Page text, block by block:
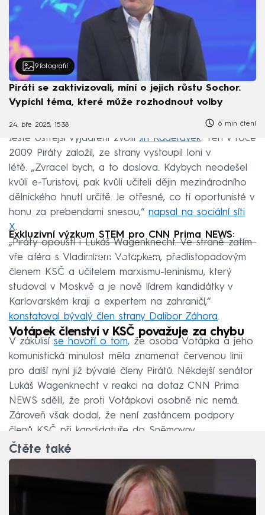
9 fotografií
Piráti se zaktivizovali, míní o jejich růstu Sochor.
Vypíchl téma, které může rozhodnout volby
24. bře 2025, 15:38 6 min čtení
Ještě ostřejší vyjádření zvolil Jiří Kadeřávek. Ten v roce
2009 Piráty založil, ze strany vystoupil loni v
létě. „Zvracel bych, a to doslova. Kdybych neodešel
kvůli e-Turistovi, pak kvůli učiteli dějin mezinárodního
dělnického hnutí určitě. Je otřesné, co ti oportunisté v
honu za prebendami snesou,“ napsal na sociální síti
X.
Exkluzivní výzkum STEM pro CNN Prima NEWS:
Failed to fetch
„Piráty opouští i Lukáš Wagenknecht. Ve straně zatím
vře aféra s Vladimírem Votápkem, předlistopadovým
členem KSČ a učitelem marxismu-leninismu, který
studoval v Moskvě a je nově lídrem kandidátky v
Karlovarském kraji a expertem na zahraničí,“
konstatoval bývalý člen strany Dalibor Záhora.
Votápek členství v KSČ považuje za chybu
V zákulisí se hovoří o tom, že osoba Votápka a jeho
komunistická minulost měla znamenat červenou linii
pro další nyní již bývalé členy Pirátů. Někdejší senátor
Lukáš Wagenknecht v reakci na dotaz CNN Prima
NEWS sdělil, že proti Votápkovi osobně nic nemá.
Zároveň však dodal, že není zastáncem podpory
členů KSČ při kandidatuře do Sněmovny.
Čtěte také